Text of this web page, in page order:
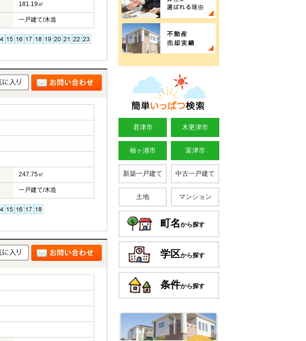
181.19㎡
一戸建て/木造
247.75㎡
一戸建て/木造
君津市 木更津市
袖ヶ浦市 富津市
新築一戸建て 中古一戸建て
土地 マンション
町名から探す
学区から探す
条件から探す